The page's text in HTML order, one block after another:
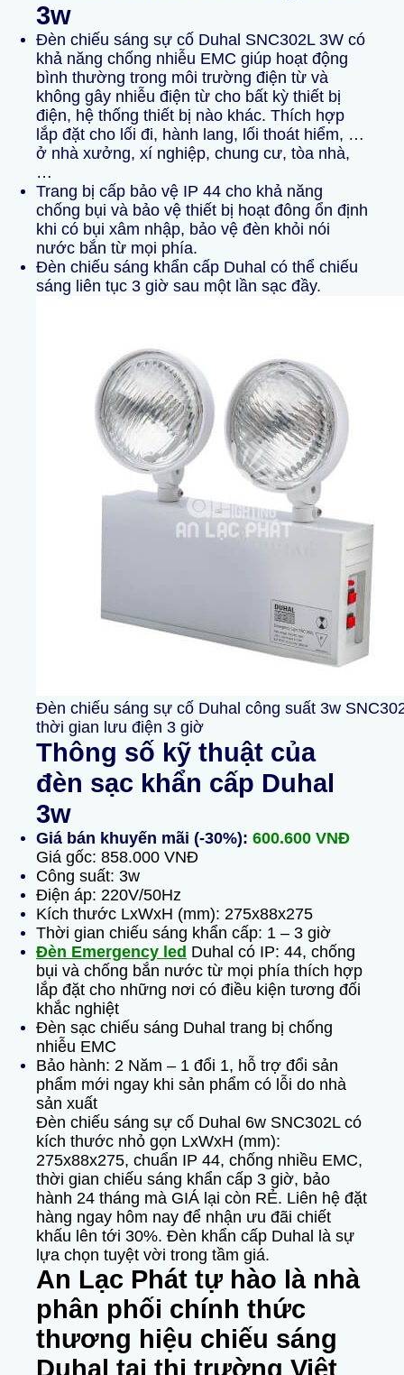
3w
Đèn chiếu sáng sự cố Duhal SNC302L 3W có
khả năng chống nhiễu EMC giúp hoạt động
bình thường trong môi trường điện từ và
không gây nhiễu điện từ cho bất kỳ thiết bị
điện, hệ thống thiết bị nào khác. Thích hợp
lắp đặt cho lối đi, hành lang, lối thoát hiểm, …
ở nhà xưởng, xí nghiệp, chung cư, tòa nhà,
…
Trang bị cấp bảo vệ IP 44 cho khả năng
chống bụi và bảo vệ thiết bị hoạt đông ổn định
khi có bụi xâm nhập, bảo vệ đèn khỏi nói
nước bắn từ mọi phía.
Đèn chiếu sáng khẩn cấp Duhal có thể chiếu
sáng liên tục 3 giờ sau một lần sạc đầy.
Đèn chiếu sáng sự cố Duhal công suất 3w
thời gian lưu điện 3 giờ
Thông số kỹ thuật của
đèn sạc khẩn cấp Duhal
3w
Giá bán khuyến mãi (-30%): 600.600 VNĐ
Giá gốc: 858.000 VNĐ
Công suất: 3w
Điện áp: 220V/50Hz
Kích thước LxWxH (mm): 275x88x275
Thời gian chiếu sáng khẩn cấp: 1 – 3 giờ
Đèn Emergency led Duhal có IP: 44, chống
bụi và chống bắn nước từ mọi phía thích hợp
lắp đặt cho những nơi có điều kiện tương đối
khắc nghiệt
Đèn sạc chiếu sáng Duhal trang bị chống
nhiễu EMC
Bảo hành: 2 Năm – 1 đổi 1, hỗ trợ đổi sản
phẩm mới ngay khi sản phẩm có lỗi do nhà
sản xuất
Đèn chiếu sáng sự cố Duhal 6w SNC302L có
kích thước nhỏ gọn LxWxH (mm):
275x88x275, chuẩn IP 44, chống nhiều EMC,
thời gian chiếu sáng khẩn cấp 3 giờ, bảo
hành 24 tháng mà GIÁ lại còn RẺ. Liên hệ đặt
hàng ngay hôm nay để nhận ưu đãi chiết
khấu lên tới 30%. Đèn khẩn cấp Duhal là sự
lựa chọn tuyệt vời trong tầm giá.
An Lạc Phát tự hào là nhà
phân phối chính thức
thương hiệu chiếu sáng
Duhal tại thị trường Việt